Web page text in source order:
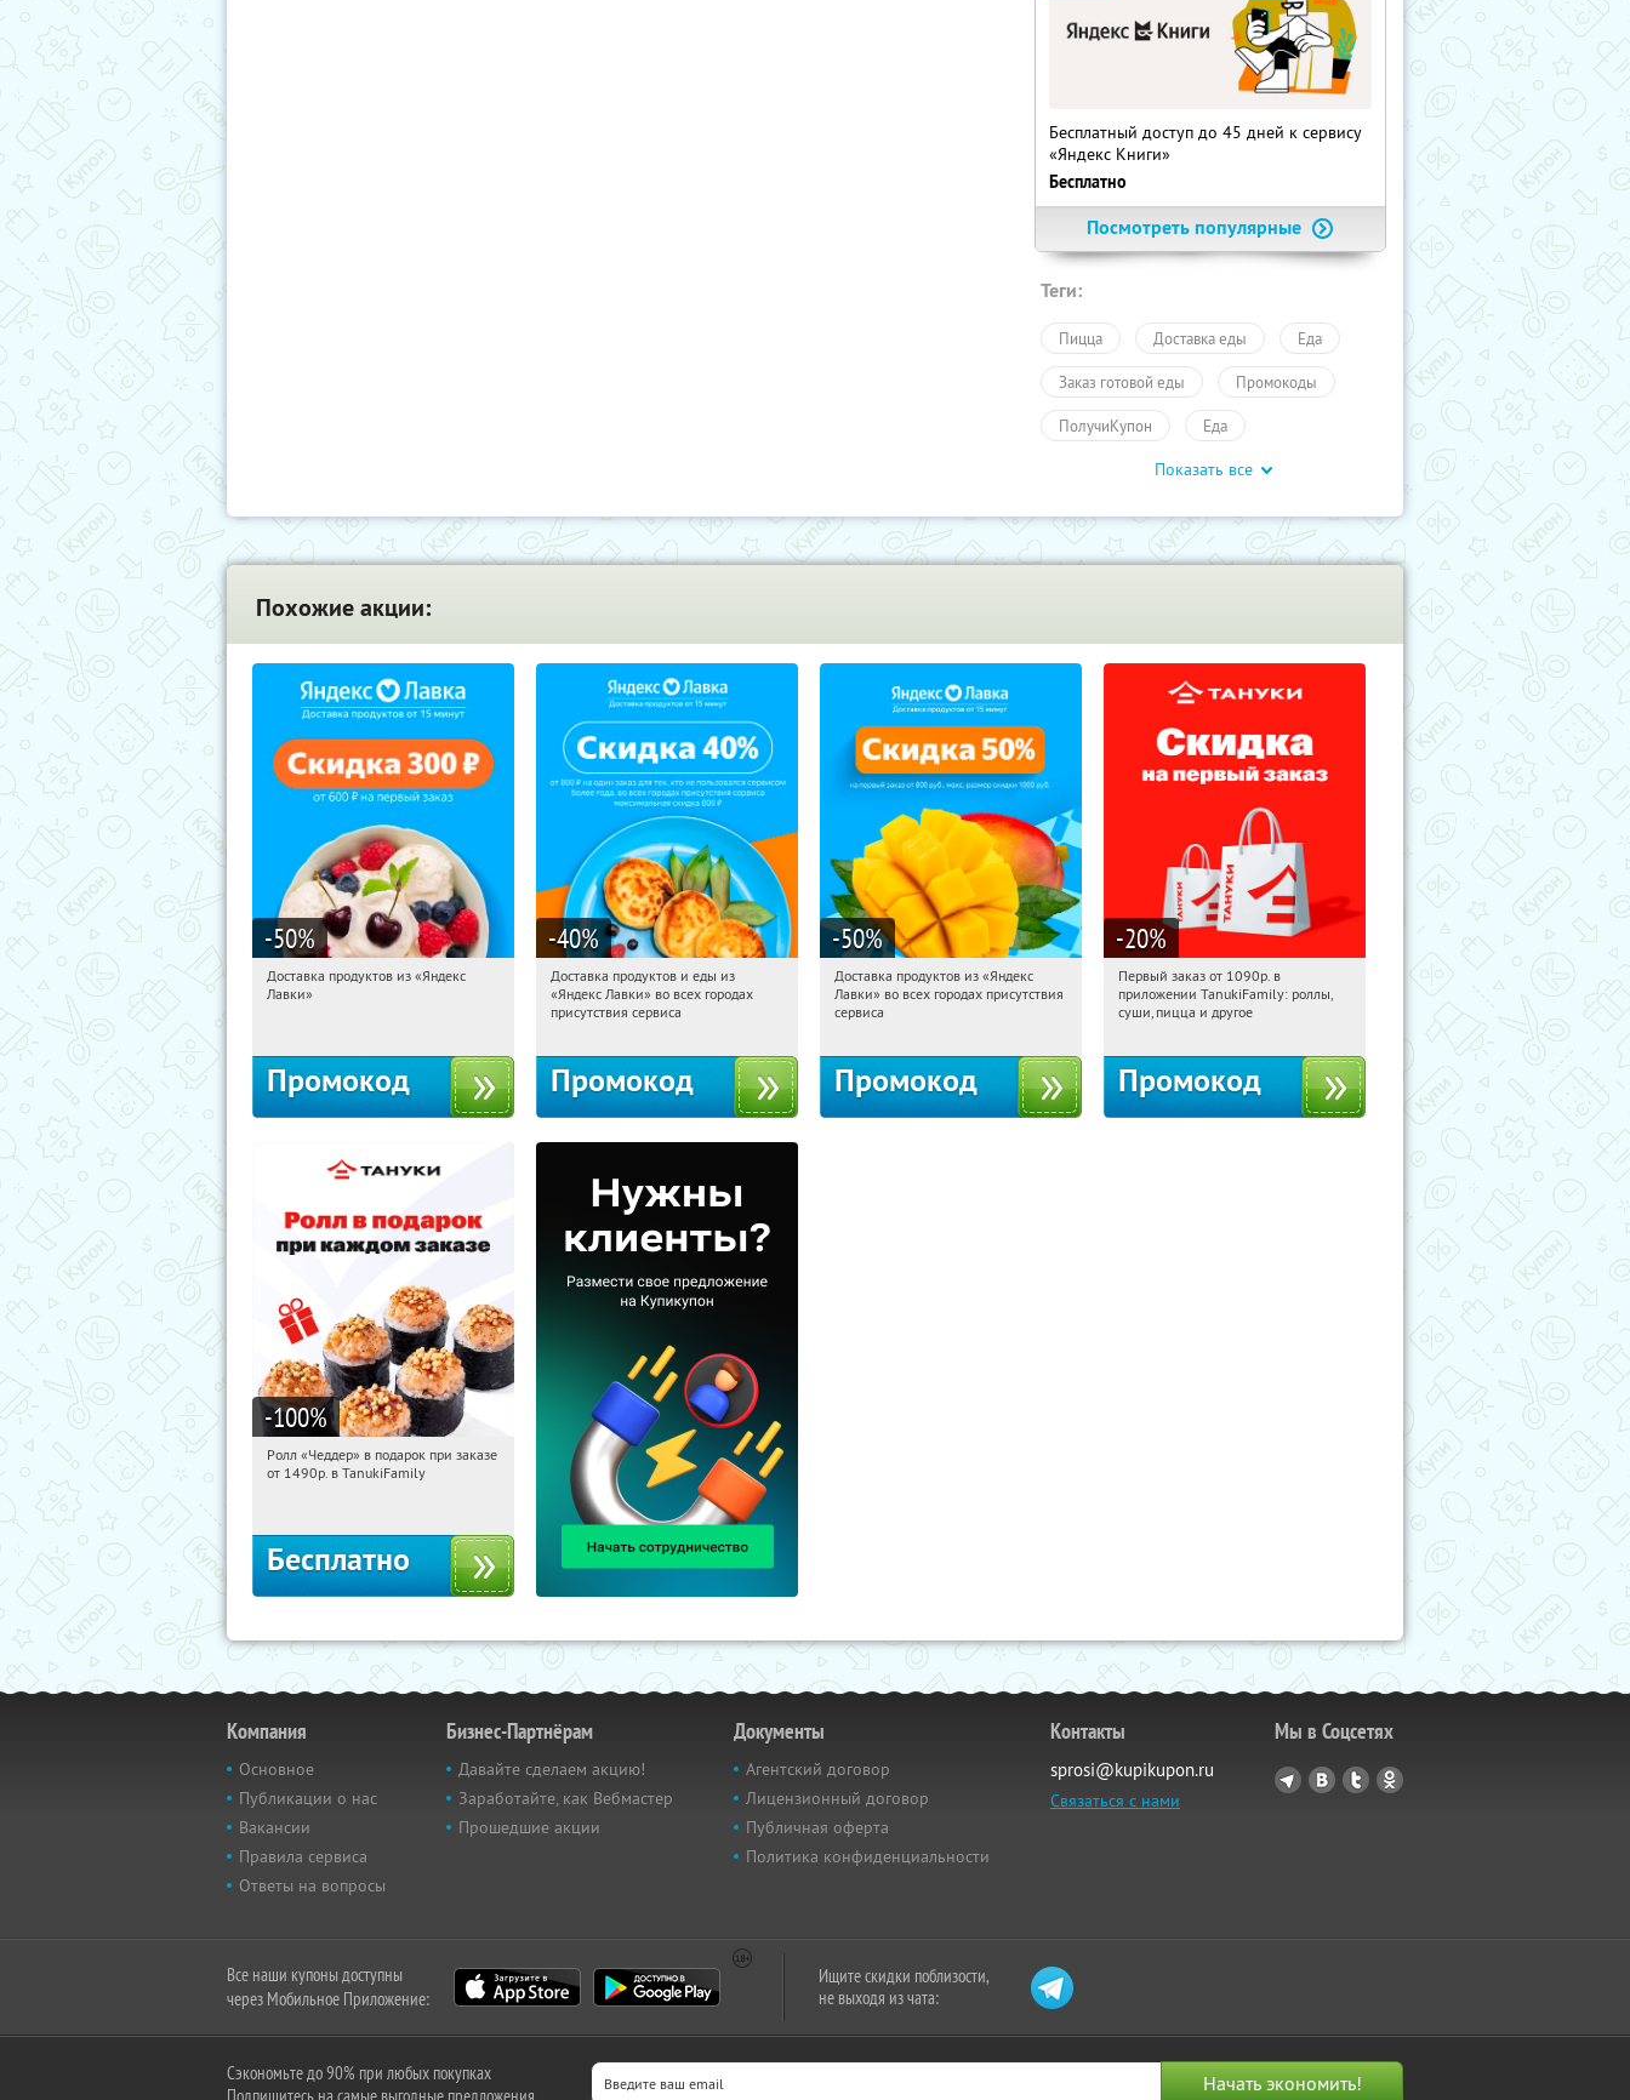
Бесплатный доступ до 45 дней к сервису
«Яндекс Книги»
Бесплатно
Посмотреть популярные
Теги:
Пицца Доставка еды Еда
Заказ готовой еды Промокоды
ПолучиКупон Еда
Показать все
Похожие акции:
-50%
09:21:10 Получили:
Доставка продуктов из «Яндекс
Лавки»
Промокод
-40%
09:21:10 Получили:
Россия
Доставка продуктов и еды из
«Яндекс Лавки» во всех городах
присутствия сервиса
Промокод
-50%
09:21:10 Получили:
Россия
Доставка продуктов из «Яндекс
Лавки» во всех городах присутствия
сервиса
Промокод
-20%
09:21:10 Получили:
Россия
Первый заказ от 1090р. в
приложении TanukiFamily: роллы,
суши, пицца и другое
Промокод
-100%
09:21:10 Получили:108
Ролл «Чеддер» в подарок при заказе
от 1490р. в TanukiFamily
Бесплатно
Компания
Основное
Публикации о нас
Вакансии
Правила сервиса
Ответы на вопросы
Бизнес-Партнёрам
Давайте сделаем акцию!
Заработайте, как Вебмастер
Прошедшие акции
Документы
Агентский договор
Лицензионный договор
Публичная оферта
Политика конфиденциальности
Контакты
sprosi@kupikupon.ru
Связаться с нами
Мы в Соцсетях
Все наши купоны доступны
через Мобильное Приложение:
Ищите скидки поблизости,
не выходя из чата:
Сэкономьте до 90% при любых покупках